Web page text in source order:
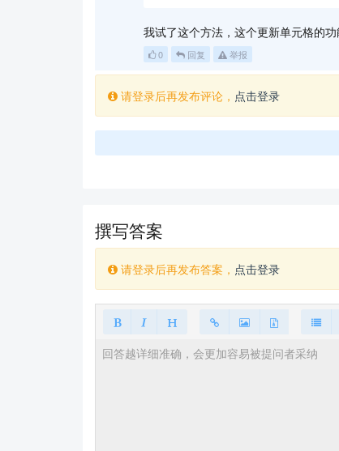
我试了这个方法，这个更新单元格的
0 回复 举报
请登录后再发布评论， 点击登录
撰写答案
请登录后再发布答案， 点击登录